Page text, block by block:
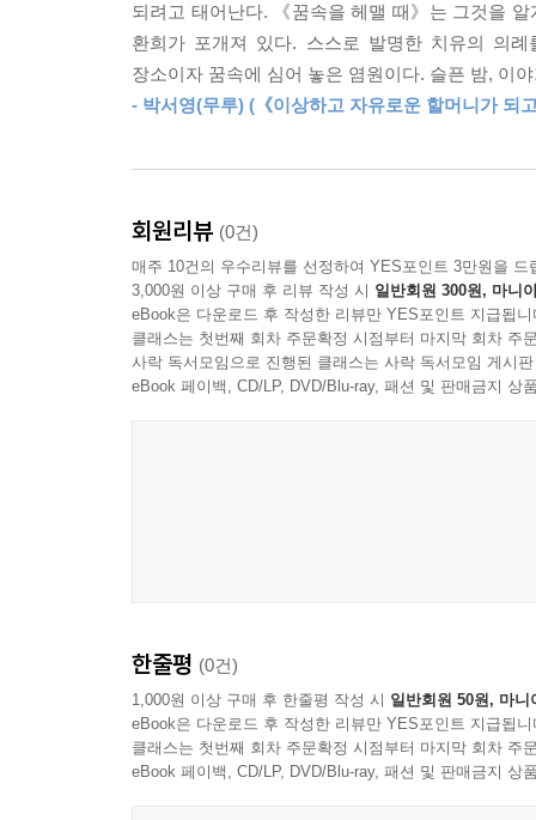
아이는 혼자 울다 잠들었다. 함께 자는 이도 없고,
‘별처럼 반짝이는 섬’을 본다. 아이는 가고 싶지
어쩐 일이지 많은 아이들이 있다. 아이들은 하나같
친구’임을 알아본다. 둘은 섬에서 손을 꼭 잡고
작아지고 구멍 난 손을 따스하게 맞잡아주는 아이들
아이가 이 섬에서 만난 친구는 유리이다. 유일하
귀와 작아진 손을 가진 아이이다. ‘눈물’은 이
작가는 ‘별처럼 반짝이는’ 따뜻한 섬을 잠시나마
서로를 의지하고 성장하는 아이들을 그리는 작가
송미경 작품의 아이들은 대체로 어른들이 부재
이야기는 아동문학의 효용과 그 가치를 낙관적으
되려고 태어난다. 《꿈속을 헤맬 때》는 그것을
환희가 포개져 있다. 스스로 발명한 치유의 의
장소이자 꿈속에 심어 놓은 염원이다. 슬픈 밤, 이
- 박서영(무루) (《이상하고 자유로운 할머니가 되
회원리뷰 (0건)
매주 10건의 우수리뷰를 선정하여 YES포인트 3만원을 드
3,000원 이상 구매 후 리뷰 작성 시 일반회원 300원, 마니
eBook은 다운로드 후 작성한 리뷰만 YES포인트 지급됩니
클래스는 첫번째 회차 주문확정 시점부터 마지막 회차 주
사락 독서모임으로 진행된 클래스는 사락 독서모임 게시
eBook 페이백, CD/LP, DVD/Blu-ray, 패션 및 판매금지 상
한줄평 (0건)
1,000원 이상 구매 후 한줄평 작성 시 일반회원 50원, 마니
eBook은 다운로드 후 작성한 리뷰만 YES포인트 지급됩니
클래스는 첫번째 회차 주문확정 시점부터 마지막 회차 주
eBook 페이백, CD/LP, DVD/Blu-ray, 패션 및 판매금지 상